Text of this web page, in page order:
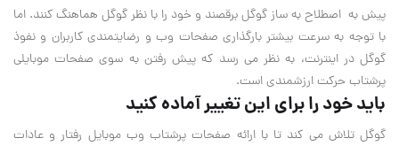
پیش به اصطلاح به ساز گوگل برقصند و خود را با نظر گوگل هماهنگ کنند. اما
با توجه به سرعت بیشتر بارگذاری صفحات وب و رضایتمندی کاربران و نفوذ
گوگل در اینترنت، به نظر می رسد که پیش رفتن به سوی صفحات موبایلی
پرشتاب حرکت ارزشمندی است.
باید خود را برای این تغییر آماده کنید
گوگل تلاش می کند تا با ارائه صفحات پرشتاب وب موبایل رفتار و عادات